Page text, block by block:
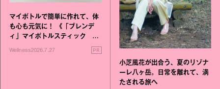
マイボトルで簡単に作れて、体
も心も元気に！ 《「ブレンデ
ィ」マイボトルスティック い
いこと毎日》シリーズが誕生
Wellness2026.7.27 PR
小芝風花が出合う、夏のリゾナ
ーレ八ヶ岳。日常を離れて、満
たされる旅へ